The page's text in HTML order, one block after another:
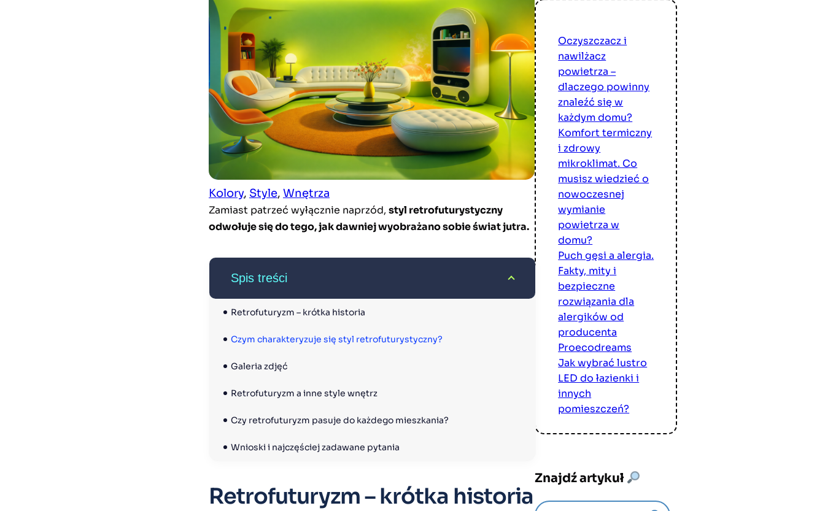
Kolory, Style, Wnętrza
Zamiast patrzeć wyłącznie naprzód, styl retrofuturystyczny
odwołuje się do tego, jak dawniej wyobrażano sobie świat jutra.
Spis treści
Retrofuturyzm – krótka historia
Czym charakteryzuje się styl retrofuturystyczny?
Galeria zdjęć
Retrofuturyzm a inne style wnętrz
Czy retrofuturyzm pasuje do każdego mieszkania?
Wnioski i najczęściej zadawane pytania
Retrofuturyzm – krótka historia
Oczyszczacz i
nawilżacz
powietrza –
dlaczego powinny
znaleźć się w
każdym domu?
Komfort termiczny
i zdrowy
mikroklimat. Co
musisz wiedzieć o
nowoczesnej
wymianie
powietrza w
domu?
Puch gęsi a alergia.
Fakty, mity i
bezpieczne
rozwiązania dla
alergików od
producenta
Proecodreams
Jak wybrać lustro
LED do łazienki i
innych
pomieszczeń?
Znajdź artykuł